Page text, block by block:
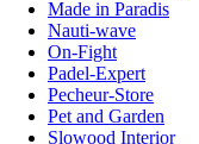
Made in Paradis
Nauti-wave
On-Fight
Padel-Expert
Pecheur-Store
Pet and Garden
Slowood Interior